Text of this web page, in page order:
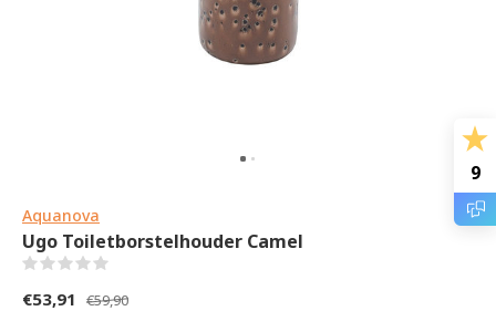
Aquanova
Ugo Toiletborstelhouder Camel
€53,91 €59,90
9